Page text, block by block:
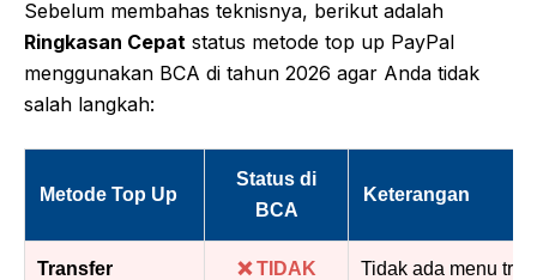
Sebelum membahas teknisnya, berikut adalah
Ringkasan Cepat status metode top up PayPal
menggunakan BCA di tahun 2026 agar Anda tidak
salah langkah:
Metode Top Up
Status di
BCA
Keterangan
Transfer
❌ TIDAK
Tidak ada menu